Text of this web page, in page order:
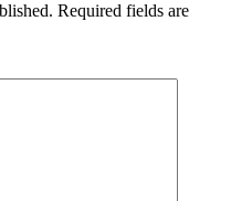
Required fields are